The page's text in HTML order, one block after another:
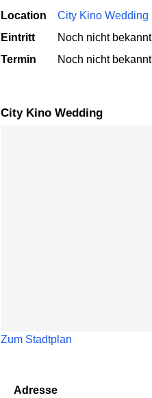
Location
City Kino Wedding
Eintritt
Noch nicht bekannt
Termin
Noch nicht bekannt
City Kino Wedding
Zum Stadtplan
Adresse